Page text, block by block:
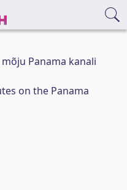
Panama kanali
on the Panama